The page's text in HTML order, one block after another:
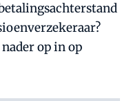
op in op